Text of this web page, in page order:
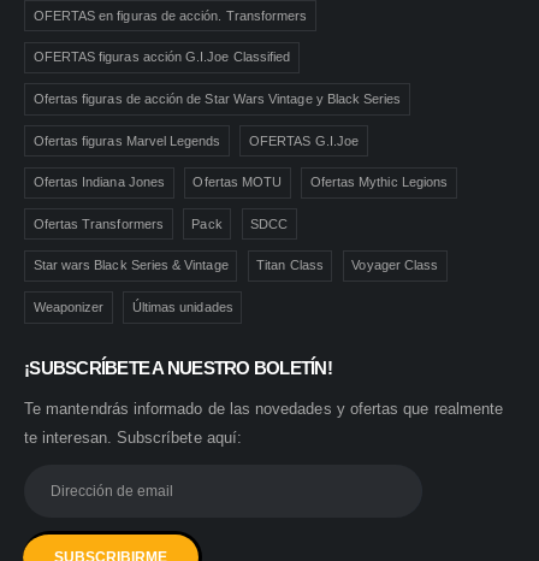
OFERTAS en figuras de acción. Transformers
OFERTAS figuras acción G.I.Joe Classified
Ofertas figuras de acción de Star Wars Vintage y Black Series
Ofertas figuras Marvel Legends OFERTAS G.I.Joe
Ofertas Indiana Jones Ofertas MOTU Ofertas Mythic Legions
Ofertas Transformers Pack SDCC
Star wars Black Series & Vintage Titan Class Voyager Class
Weaponizer Últimas unidades
¡SUBSCRÍBETE A NUESTRO BOLETÍN!
Te mantendrás informado de las novedades y ofertas que realmente
te interesan. Subscríbete aquí: